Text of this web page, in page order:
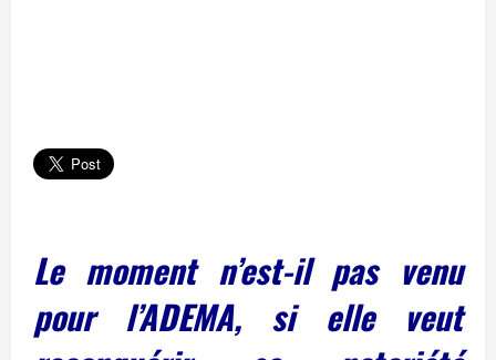
Le moment n’est-il pas venu
pour l’ADEMA, si elle veut